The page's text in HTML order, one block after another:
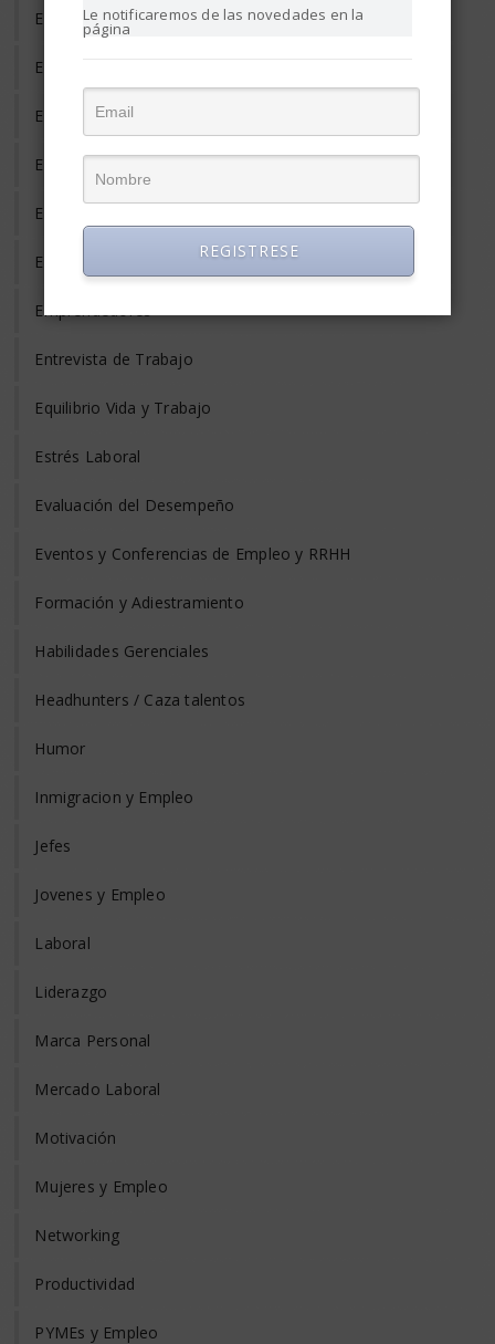
Empleo de Tercera Edad
Empleo Discapacitados
Empleo en el Mundo
Empleo Freelance
Empleo Informal
Empleo Temporal
Emprendedores
Entrevista de Trabajo
Equilibrio Vida y Trabajo
Estrés Laboral
Evaluación del Desempeño
Eventos y Conferencias de Empleo y RRHH
Formación y Adiestramiento
Habilidades Gerenciales
Headhunters / Caza talentos
Humor
Inmigracion y Empleo
Jefes
Jovenes y Empleo
Laboral
Liderazgo
Marca Personal
Mercado Laboral
Motivación
Mujeres y Empleo
Networking
Productividad
PYMEs y Empleo
Le notificaremos de las novedades en la
página
REGISTRESE